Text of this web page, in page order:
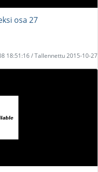
osa 27
18:51:16 / Tallennettu 2015-10-27